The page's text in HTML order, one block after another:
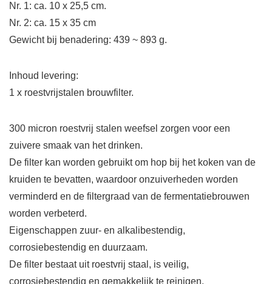
Nr. 1: ca. 10 x 25,5 cm.
Nr. 2: ca. 15 x 35 cm
Gewicht bij benadering: 439 ~ 893 g.
Inhoud levering:
1 x roestvrijstalen brouwfilter.
300 micron roestvrij stalen weefsel zorgen voor een
zuivere smaak van het drinken.
De filter kan worden gebruikt om hop bij het koken van de
kruiden te bevatten, waardoor onzuiverheden worden
verminderd en de filtergraad van de fermentatiebrouwen
worden verbeterd.
Eigenschappen zuur- en alkalibestendig,
corrosiebestendig en duurzaam.
De filter bestaat uit roestvrij staal, is veilig,
corrosiebestendig en gemakkelijk te reinigen.